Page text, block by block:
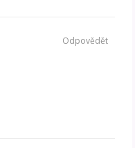
Odpovědět